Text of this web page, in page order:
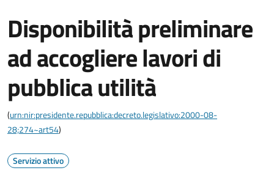
Disponibilità preliminare
ad accogliere lavori di
pubblica utilità
(urn:nir:presidente.repubblica:decreto.legislativo:2000-08-
28;274~art54)
Servizio attivo